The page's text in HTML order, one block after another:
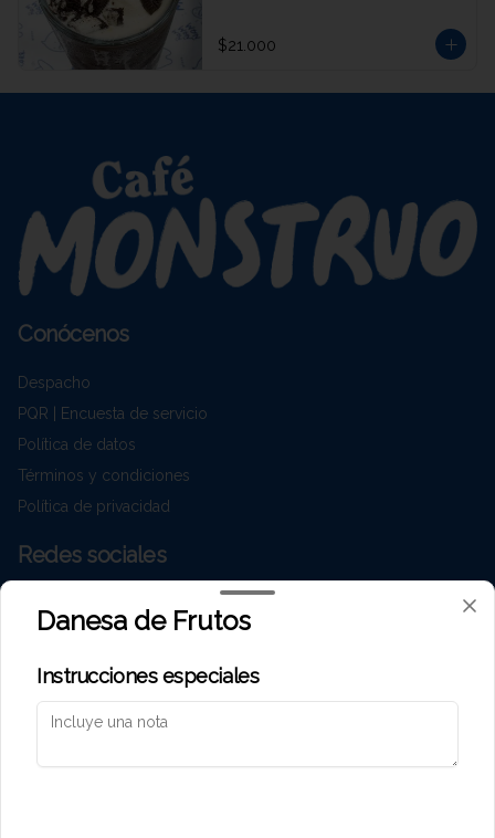
$21.000
Conócenos
Despacho
PQR | Encuesta de servicio
Política de datos
Términos y condiciones
Política de privacidad
Redes sociales
Facebook
Mi cuenta
Iniciar sesión
Danesa de Frutos
Instrucciones especiales